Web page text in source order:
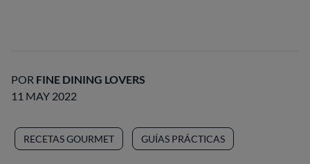
POR FINE DINING LOVERS
11 MAY 2022
RECETAS GOURMET GUÍAS PRÁCTICAS